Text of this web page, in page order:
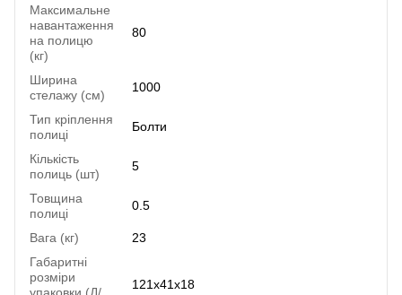
Максимальне
навантаження
на полицю
(кг)
80
Ширина
стелажу (см)
1000
Тип кріплення
полиці
Болти
Кількість
полиць (шт)
5
Товщина
полиці
0.5
Вага (кг)
23
Габаритні
розміри
упаковки (Д/
121х41х18